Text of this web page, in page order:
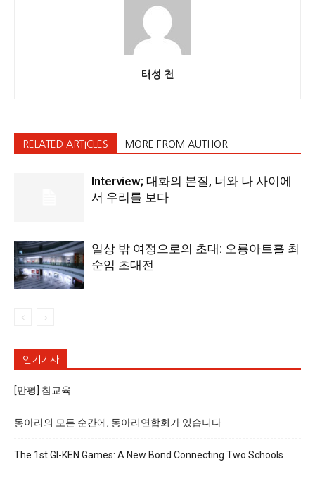
태성 천
RELATED ARTICLES MORE FROM AUTHOR
Interview; 대화의 본질, 너와 나 사이에
서 우리를 보다
일상 밖 여정으로의 초대: 오룡아트홀 최
순임 초대전
인기기사
[만평] 참교육
동아리의 모든 순간에, 동아리연합회가 있습니다
The 1st GI-KEN Games: A New Bond Connecting Two Schools